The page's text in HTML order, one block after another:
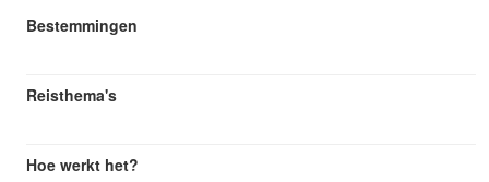
Bestemmingen
Reisthema's
Hoe werkt het?